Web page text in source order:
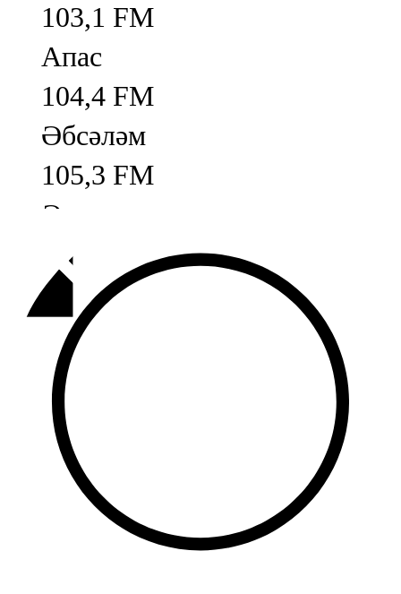
103,1 FM
Апас
104,4 FM
Әбсәләм
105,3 FM
Әлмәт
92,9 FM
Базарлы матак
107,1 FM
Балык бистәсе
104,9 FM
Баулы
107,5 FM
Биләр